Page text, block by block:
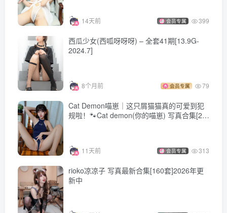
14天前 会员专属 399
西瓜少女(西呱呀呀呀) – 全套41期[13.9G-
2024.7]
8个月前 会员专属 79
Cat Demon喵崽｜这只屑猫猫真的可爱到犯
规啦！🐾Cat demon(你的喵崽) 写真合集[24
11天前 会员专属 313
rioko凉凉子 写真最新合集[160套]2026年更
新中